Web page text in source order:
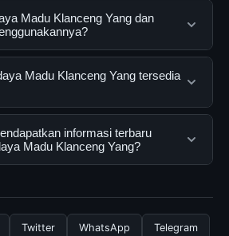
Madu Klanceng Yang dan
Klanceng Yang adalah layanan
untuk membantu pengguna
lengkap dan terpercaya. Anda
dengan mengunjungi situs
panduan yang tersedia.
Madu Klanceng Yang tersedia
Klanceng Yang dapat diakses
pengguna. Tidak ada biaya
yang diperlukan untuk
informasi terbaru
Madu Klanceng Yang?
secara berkala. Kami selalu
Twitter WhatsApp Telegram